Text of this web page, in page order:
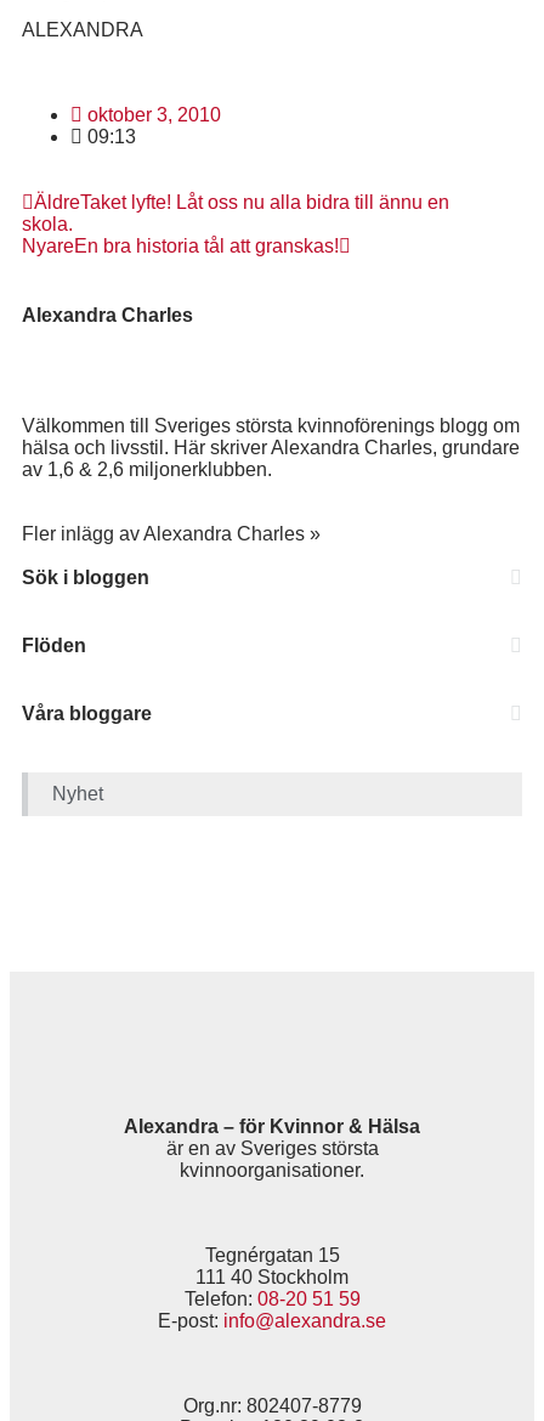
ALEXANDRA
oktober 3, 2010
09:13
ÄldreTaket lyfte! Låt oss nu alla bidra till ännu en
skola.
NyareEn bra historia tål att granskas!
Alexandra Charles
Välkommen till Sveriges största kvinnoförenings blogg om
hälsa och livsstil. Här skriver Alexandra Charles, grundare
av 1,6 & 2,6 miljonerklubben.
Fler inlägg av Alexandra Charles »
Sök i bloggen
Flöden
Våra bloggare
Nyhet
Alexandra – för Kvinnor & Hälsa
är en av Sveriges största
kvinnoorganisationer.
Tegnérgatan 15
111 40 Stockholm
Telefon: 08-20 51 59
E-post: info@alexandra.se
Org.nr: 802407-8779